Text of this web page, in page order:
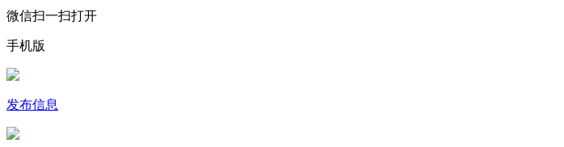
微信扫一扫打开
手机版
发布信息